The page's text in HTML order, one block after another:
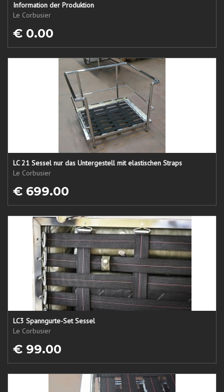
Information der Produktion
Le Corbusier
€ 0.00
LC 21 Sessel nur das Untergestell mit elastischen Straps
Le Corbusier
€ 699.00
LC3 Spanngurte-Set Sessel
Le Corbusier
€ 99.00